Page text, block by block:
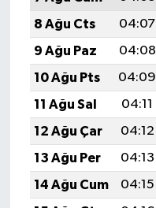
8 Ağu Cts
04:07
9 Ağu Paz
04:08
10 Ağu Pts
04:09
11 Ağu Sal
04:11
12 Ağu Çar
04:12
13 Ağu Per
04:13
14 Ağu Cum
04:15